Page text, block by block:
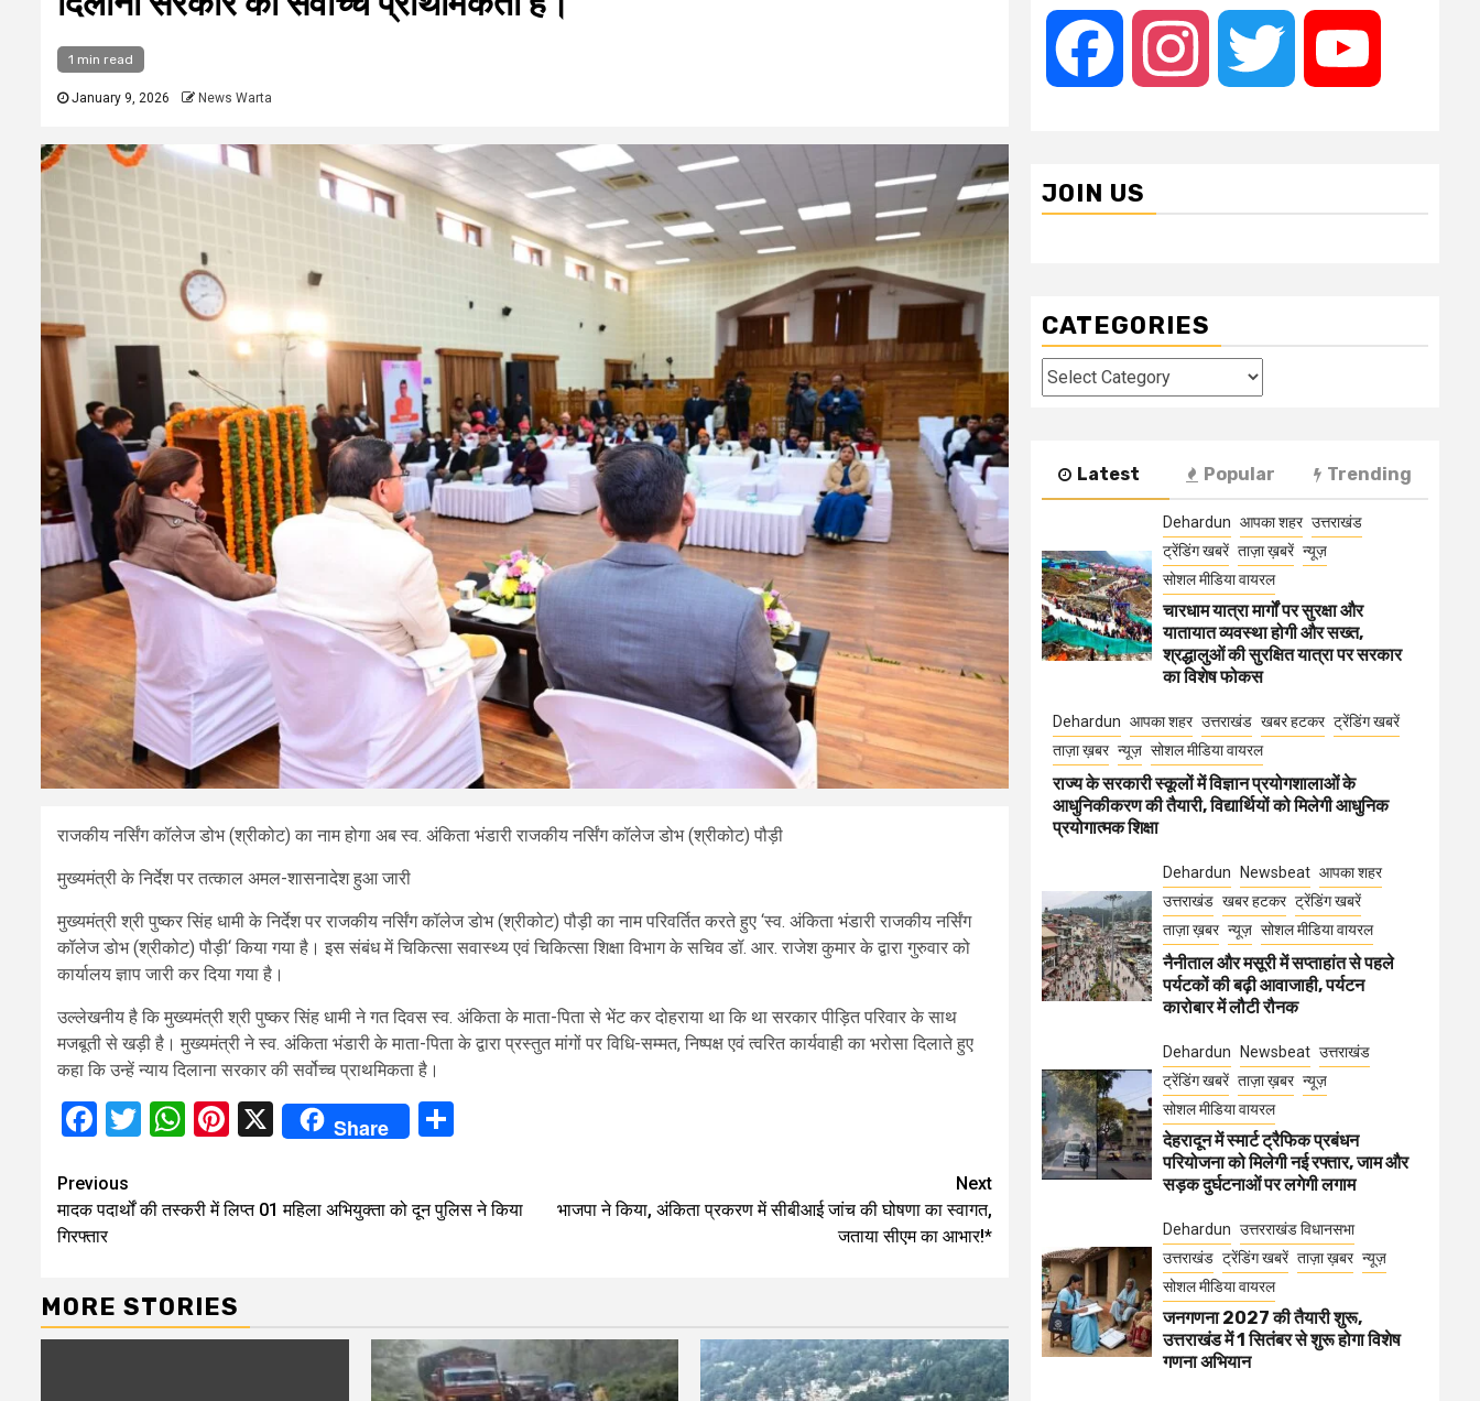
1 min read
January 9, 2026 News Warta
राजकीय नर्सिंग कॉलेज डोभ (श्रीकोट) का नाम होगा अब स्व. अंकिता भंडारी राजकीय नर्सिंग कॉलेज डोभ (श्रीकोट) पौड़ी
मुख्यमंत्री के निर्देश पर तत्काल अमल-शासनादेश हुआ जारी
मुख्यमंत्री श्री पुष्कर सिंह धामी के निर्देश पर राजकीय नर्सिंग कॉलेज डोभ (श्रीकोट) पौड़ी का नाम परिवर्तित करते हुए ‘स्व. अंकिता भंडारी राजकीय नर्सिंग
कॉलेज डोभ (श्रीकोट) पौड़ी‘ किया गया है। इस संबंध में चिकित्सा सवास्थ्य एवं चिकित्सा शिक्षा विभाग के सचिव डॉ. आर. राजेश कुमार के द्वारा गुरुवार को
कार्यालय ज्ञाप जारी कर दिया गया है।
उल्लेखनीय है कि मुख्यमंत्री श्री पुष्कर सिंह धामी ने गत दिवस स्व. अंकिता के माता-पिता से भेंट कर दोहराया था कि था सरकार पीड़ित परिवार के साथ
मजबूती से खड़ी है। मुख्यमंत्री ने स्व. अंकिता भंडारी के माता-पिता के द्वारा प्रस्तुत मांगों पर विधि-सम्मत, निष्पक्ष एवं त्वरित कार्यवाही का भरोसा दिलाते हुए
कहा कि उन्हें न्याय दिलाना सरकार की सर्वोच्च प्राथमिकता है।
Facebook
Twitter
WhatsApp
Pinterest
X Share
Continue
Reading
Previous
मादक पदार्थों की तस्करी में लिप्त 01 महिला अभियुक्ता को दून पुलिस ने किया
गिरफ्तार
Next
भाजपा ने किया, अंकिता प्रकरण में सीबीआई जांच की घोषणा का स्वागत,
जताया सीएम का आभार!*
MORE STORIES
Facebook Instagram Twitter
JOIN US
CATEGORIES
Categories
Latest Popular Trending
Dehardun आपका शहर उत्तराखंड
ट्रेंडिंग खबरें ताज़ा ख़बरें न्यूज़
सोशल मीडिया वायरल
चारधाम यात्रा मार्गों पर सुरक्षा और
यातायात व्यवस्था होगी और सख्त,
श्रद्धालुओं की सुरक्षित यात्रा पर सरकार
का विशेष फोकस
Dehardun आपका शहर उत्तराखंड खबर हटकर ट्रेंडिंग खबरें
ताज़ा ख़बर न्यूज़ सोशल मीडिया वायरल
राज्य के सरकारी स्कूलों में विज्ञान प्रयोगशालाओं के
आधुनिकीकरण की तैयारी, विद्यार्थियों को मिलेगी आधुनिक
प्रयोगात्मक शिक्षा
Dehardun Newsbeat आपका शहर
उत्तराखंड खबर हटकर ट्रेंडिंग खबरें
ताज़ा ख़बर न्यूज़ सोशल मीडिया वायरल
नैनीताल और मसूरी में सप्ताहांत से पहले
पर्यटकों की बढ़ी आवाजाही, पर्यटन
कारोबार में लौटी रौनक
Dehardun Newsbeat उत्तराखंड
ट्रेंडिंग खबरें ताज़ा ख़बर न्यूज़
सोशल मीडिया वायरल
देहरादून में स्मार्ट ट्रैफिक प्रबंधन
परियोजना को मिलेगी नई रफ्तार, जाम और
सड़क दुर्घटनाओं पर लगेगी लगाम
Dehardun उत्तरराखंड विधानसभा
उत्तराखंड ट्रेंडिंग खबरें ताज़ा ख़बर न्यूज़
सोशल मीडिया वायरल
जनगणना 2027 की तैयारी शुरू,
उत्तराखंड में 1 सितंबर से शुरू होगा विशेष
गणना अभियान